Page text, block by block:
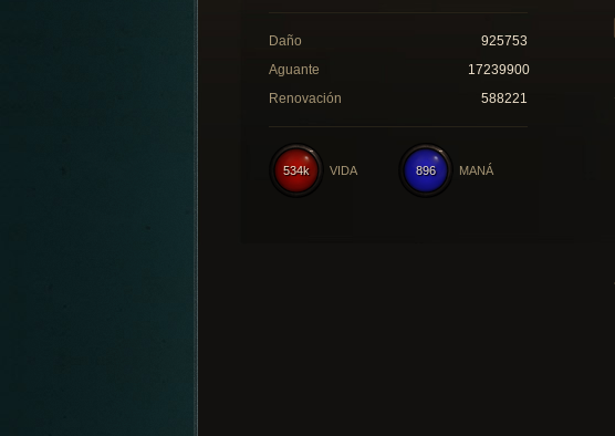
Daño
925753
Aguante
17239900
Renovación
588221
896 MANÁ
534k VIDA